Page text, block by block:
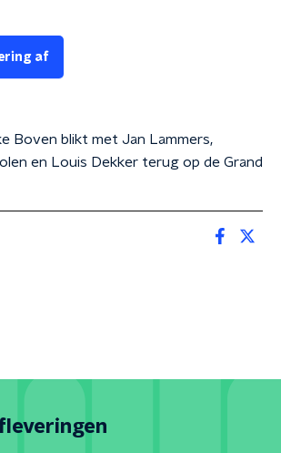
af
Boven blikt met Jan Lammers,
en Louis Dekker terug op de Grand